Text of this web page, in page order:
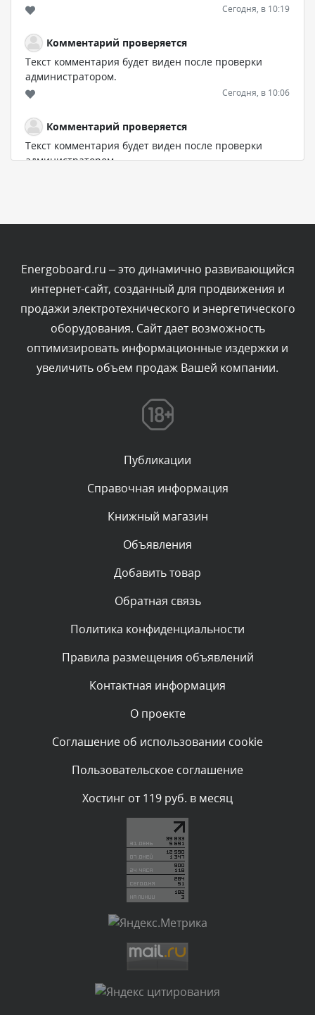
Сегодня, в 10:19
Комментарий проверяется
Текст комментария будет виден после проверки
администратором.
Сегодня, в 10:06
Комментарий проверяется
Текст комментария будет виден после проверки
администратором.
Комментарий проверяется
Текст комментария будет виден после проверки
администратором.
Сегодня, в 04:34
Комментарий проверяется
Текст комментария будет виден после проверки
Комментарий проверяется
Текст комментария будет виден после проверки
администратором.
Комментарий проверяется
администратором.
Комментарий проверяется
администратором.
Комментарий проверяется
администратором.
Комментарий проверяется
Текст комментария будет виден после проверки
Комментарий проверяется
Текст комментария будет виден после проверки
администратором.
Текст комментария будет виден после проверки
администратором.
Energoboard.ru – это динамично развивающийся
интернет-сайт, созданный для продвижения и
продажи электротехнического и энергетического
оборудования. Сайт дает возможность
оптимизировать информационные издержки и
увеличить объем продаж Вашей компании.
Публикации
Справочная информация
Книжный магазин
Объявления
Добавить товар
Обратная связь
Политика конфиденциальности
Правила размещения объявлений
Контактная информация
О проекте
Соглашение об использовании cookie
Пользовательское соглашение
Хостинг от 119 руб. в месяц